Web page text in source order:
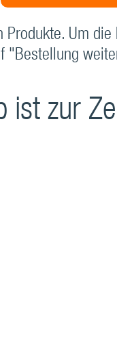
Um die
"Bestellung
ist zur